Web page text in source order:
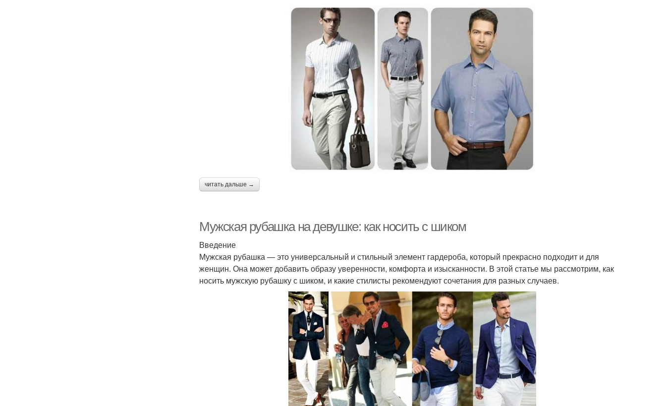
читать дальше →
Мужская рубашка на девушке: как носить с шиком
Введение
Мужская рубашка — это универсальный и стильный элемент гардероба, который прекрасно подходит и для
женщин. Она может добавить образу уверенности, комфорта и изысканности. В этой статье мы рассмотрим, как
носить мужскую рубашку с шиком, и какие стилисты рекомендуют сочетания для разных случаев.